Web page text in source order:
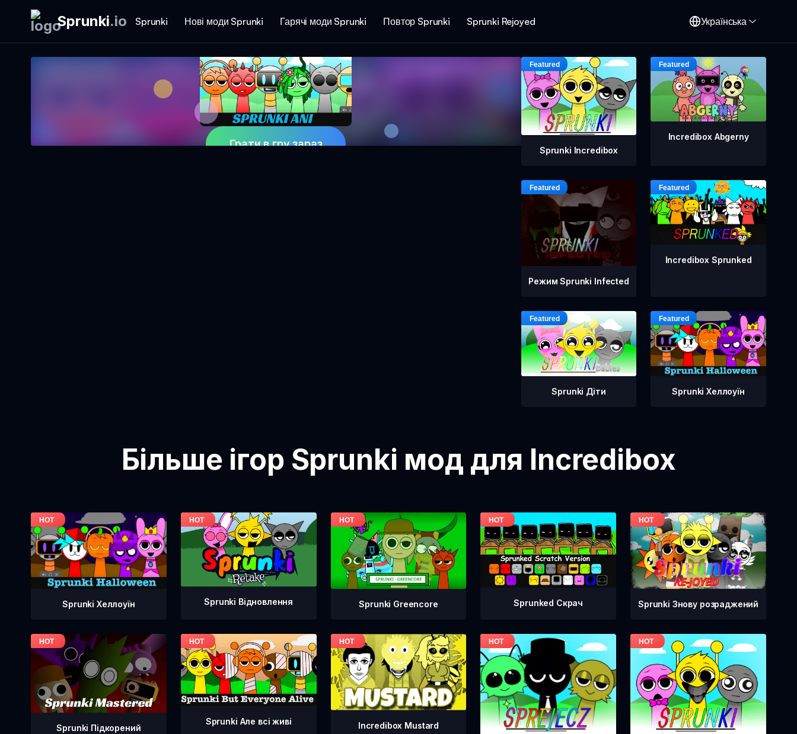
Sprunki.io Sprunki Нові моди Sprunki Гарячі моди Sprunki Повтор Sprunki Sprunki Rejoyed Українська
Грати в гру зараз
Sprunki Incredibox
Incredibox Abgerny
Режим Sprunki Infected
Incredibox Sprunked
Sprunki Діти Sprunki Хеллоуїн
Більше ігор Sprunki мод для Incredibox
Sprunki Хеллоуїн Sprunki Відновлення Sprunki Greencore Sprunked Скрач Sprunki Знову розраджений
Sprunki Підкорений
Sprunki Але всі живі Incredibox Mustard